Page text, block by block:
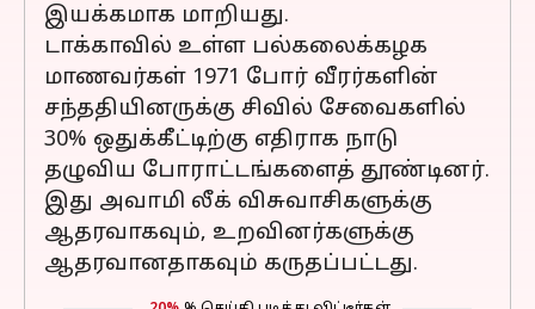
இயக்கமாக மாறியது.
டாக்காவில் உள்ள பல்கலைக்கழக
மாணவர்கள் 1971 போர் வீரர்களின்
சந்ததியினருக்கு சிவில் சேவைகளில்
30% ஒதுக்கீட்டிற்கு எதிராக நாடு
தழுவிய போராட்டங்களைத் தூண்டினர்.
இது அவாமி லீக் விசுவாசிகளுக்கு
ஆதரவாகவும், உறவினர்களுக்கு
ஆதரவானதாகவும் கருதப்பட்டது.